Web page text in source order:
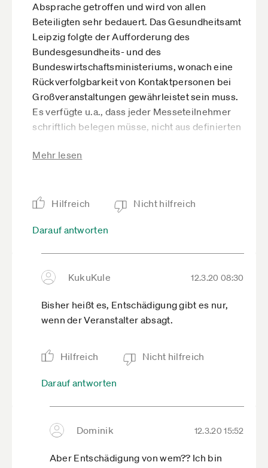
Absprache getroffen und wird von allen
Beteiligten sehr bedauert. Das Gesundheitsamt
Leipzig folgte der Aufforderung des
Bundesgesundheits- und des
Bundeswirtschaftsministeriums, wonach eine
Rückverfolgbarkeit von Kontaktpersonen bei
Großveranstaltungen gewährleistet sein muss.
Es verfügte u.a., dass jeder Messeteilnehmer
schriftlich belegen müsse, nicht aus definierten
Personen aus Risikogebieten gehabt zu haben.
sicherzustellen. Die Gesundheit unserer
Aussteller, Besucher, Gäste, Partner und
Mitarbeiter steht für uns an erster Stelle. Die
Der Eintrittspreis wird erstattet. Was
Sie sich dazu an Ihr Hotel." Hier hängt es also
von den Stornobedingungen ab. Im Umfeld von
verlängert. Und Flüge kann man in der Regel
man das Risiko selbst trägt. Vgl.www.leipziger-
messe.de­/unternehm­…nload/agb
Besucher steht z.B.:
Mehr lesen
Hilfreich Nicht hilfreich
Darauf antworten
KukuKule 12.3.20 08:30
Bisher heißt es, Entschädigung gibt es nur,
wenn der Veranstalter absagt.
Hilfreich Nicht hilfreich
Darauf antworten
Dominik 12.3.20 15:52
Aber Entschädigung von wem?? Ich bin